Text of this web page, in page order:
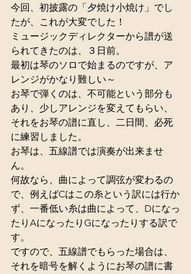
今回、初披露の「夕焼け小焼け」でし
たが、これが大変でした！
ミュージックディレクターから譜が送
られてきたのは、３日前。
最初は琴のソロで始まるのですが、ア
レンジがかなり難しい～
お琴で弾くのは、不可能という部分も
あり、少しアレンジを変えてもらい、
それをお琴の譜に直し、二日間、必死
に練習しました。
お琴は、五線譜では演奏が出来ませ
ん。
何故なら、曲によって調弦が変わるの
で、例えばCはこの糸という訳には行か
ず、一番低い糸は曲によって、Dになっ
たりAになったりGになったりする訳で
す。
ですので、五線譜でもらった場合は、
それを暗号を解くようにお琴の譜に書